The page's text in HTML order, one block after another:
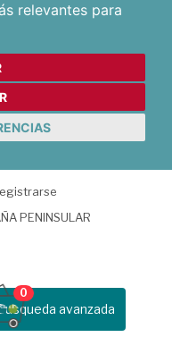
relevantes para
PENINSULAR
avanzada
0